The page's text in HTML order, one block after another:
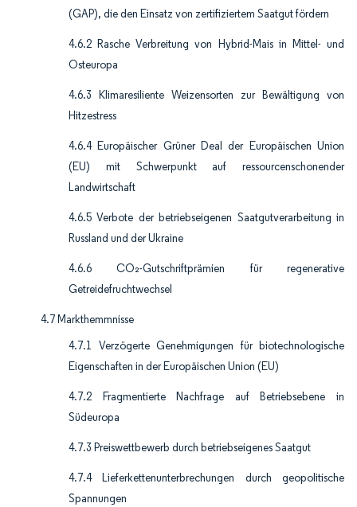
(GAP), die den Einsatz von zertifiziertem Saatgut fördern
4.6.2 Rasche Verbreitung von Hybrid-Mais in Mittel- und
Osteuropa
4.6.3 Klimaresiliente Weizensorten zur Bewältigung von
Hitzestress
4.6.4 Europäischer Grüner Deal der Europäischen Union
(EU) mit Schwerpunkt auf ressourcenschonender
Landwirtschaft
4.6.5 Verbote der betriebseigenen Saatgutverarbeitung in
Russland und der Ukraine
4.6.6 CO₂-Gutschriftprämien für regenerative
Getreidefruchtwechsel
4.7 Markthemmnisse
4.7.1 Verzögerte Genehmigungen für biotechnologische
Eigenschaften in der Europäischen Union (EU)
4.7.2 Fragmentierte Nachfrage auf Betriebsebene in
Südeuropa
4.7.3 Preiswettbewerb durch betriebseigenes Saatgut
4.7.4 Lieferkettenunterbrechungen durch geopolitische
Spannungen